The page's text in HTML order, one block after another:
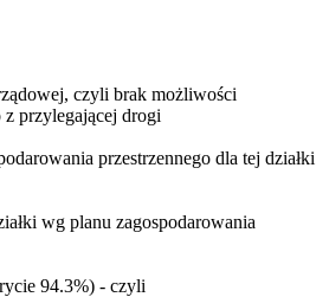
czyli brak możliwości
z przylegającej drogi
przestrzennego dla tej działki
wg planu zagospodarowania
94.3%) - czyli